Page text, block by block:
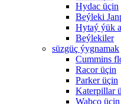
Hydac üçin
Beýleki
Hytaý ýük
Beýlekiler
süzgüç ýygnamak
Cummins
Racor üçin
Parker üçin
Katerpillar
Wabco üçin